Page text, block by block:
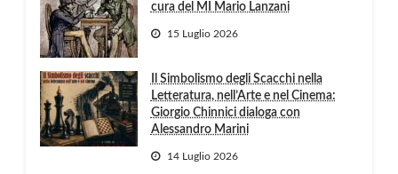
cura del MI Mario Lanzani
15 Luglio 2026
Il Simbolismo degli Scacchi nella
Letteratura, nell’Arte e nel Cinema:
Giorgio Chinnici dialoga con
Alessandro Marini
14 Luglio 2026